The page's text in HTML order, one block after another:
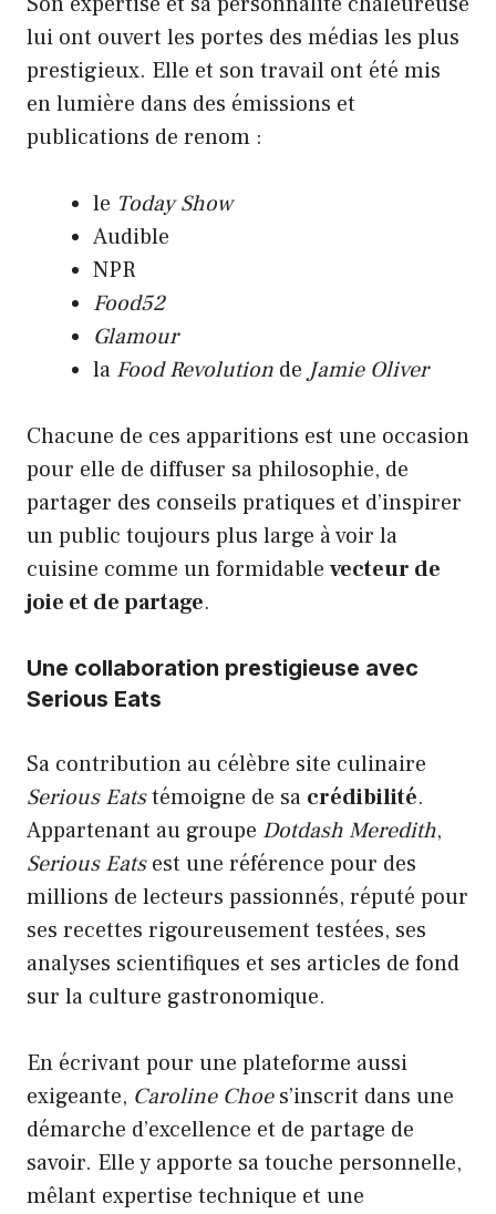
lui ont ouvert les portes des médias les plus
prestigieux. Elle et son travail ont été mis
en lumière dans des émissions et
publications de renom :
le Today Show
Audible
NPR
Food52
Glamour
la Food Revolution deJamie Oliver
Chacune de ces apparitions est une occasion
pour elle de diffuser sa philosophie, de
partager des conseils pratiques et d’inspirer
un public toujours plus large à voir la
cuisine comme un formidable vecteur de
joie et de partage.
Une collaboration prestigieuse avec
Serious Eats
Sa contribution au célèbre site culinaire
Serious Eatstémoigne de sa crédibilité.
Appartenant au groupe Dotdash Meredith,
Serious Eatsest une référence pour des
millions de lecteurs passionnés, réputé pour
ses recettes rigoureusement testées, ses
analyses scientifiques et ses articles de fond
sur la culture gastronomique.
En écrivant pour une plateforme aussi
exigeante, Caroline Choes’inscrit dans une
démarche d’excellence et de partage de
savoir. Elle y apporte sa touche personnelle,
mêlant expertise technique et une